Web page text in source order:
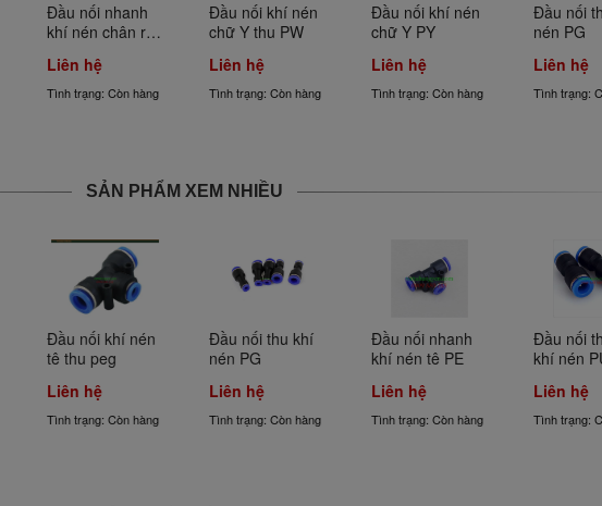
Đầu nối nhanh
khí nén chân ren
Liên hệ
Tình trạng: Còn hàng
Đầu nối khí nén
chữ Y thu PW
Liên hệ
Tình trạng: Còn hàng
Đầu nối khí nén
chữ Y PY
Liên hệ
Tình trạng: Còn hàng
Đầu nối
nén PG
Liên hệ
Tình trạng:
SẢN PHẨM XEM NHIỀU
Đầu nối khí nén
tê thu peg
Liên hệ
Tình trạng: Còn hàng
Đầu nối thu khí
nén PG
Liên hệ
Tình trạng: Còn hàng
Đầu nối nhanh
khí nén tê PE
Liên hệ
Tình trạng: Còn hàng
Đầu nối
khí nén
Liên hệ
Tình trạng: